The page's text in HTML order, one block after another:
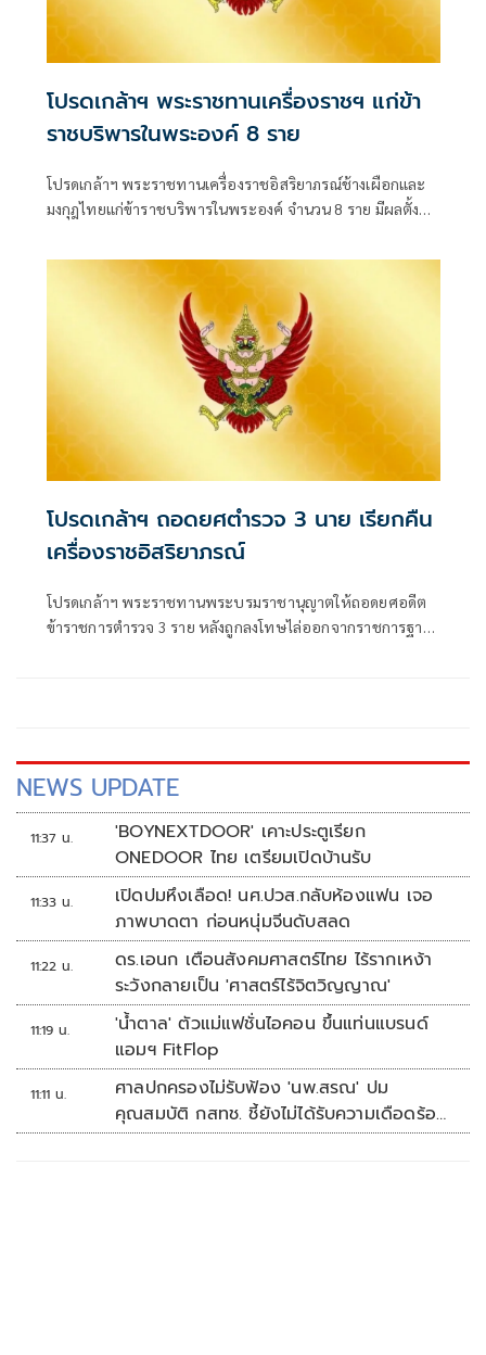
โปรดเกล้าฯ พระราชทานเครื่องราชฯ แก่ข้า
ราชบริพารในพระองค์ 8 ราย
โปรดเกล้าฯ พระราชทานเครื่องราชอิสริยาภรณ์ช้างเผือกและ
มงกุฎไทยแก่ข้าราชบริพารในพระองค์ จำนวน 8 ราย มีผลตั้งแต่
โปรดเกล้าฯ ถอดยศตำรวจ 3 นาย เรียกคืน
เครื่องราชอิสริยาภรณ์
โปรดเกล้าฯ พระราชทานพระบรมราชานุญาตให้ถอดยศอดีต
ข้าราชการตำรวจ 3 ราย หลังถูกลงโทษไล่ออกจากราชการฐาน
NEWS UPDATE
11:37 น.
'BOYNEXTDOOR' เคาะประตูเรียก
ONEDOOR ไทย เตรียมเปิดบ้านรับ
11:33 น.
เปิดปมหึงเลือด! นศ.ปวส.กลับห้องแฟน เจอ
ภาพบาดตา ก่อนหนุ่มจีนดับสลด
11:22 น.
ดร.เอนก เตือนสังคมศาสตร์ไทย ไร้รากเหง้า
ระวังกลายเป็น 'ศาสตร์ไร้จิตวิญญาณ'
11:19 น.
'น้ำตาล' ตัวแม่แฟชั่นไอคอน ขึ้นแท่นแบรนด์
แอมฯ FitFlop
11:11 น.
ศาลปกครองไม่รับฟ้อง 'นพ.สรณ' ปม
คุณสมบัติ กสทช. ชี้ยังไม่ได้รับความเดือดร้อน
เสียหาย